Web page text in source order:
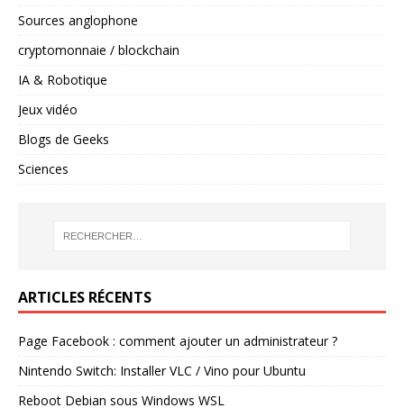
Sources anglophone
cryptomonnaie / blockchain
IA & Robotique
Jeux vidéo
Blogs de Geeks
Sciences
ARTICLES RÉCENTS
Page Facebook : comment ajouter un administrateur ?
Nintendo Switch: Installer VLC / Vino pour Ubuntu
Reboot Debian sous Windows WSL